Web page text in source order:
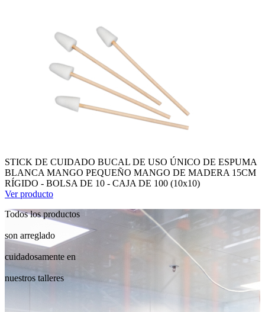
STICK DE CUIDADO BUCAL DE USO ÚNICO DE ESPUMA
BLANCA MANGO PEQUEÑO MANGO DE MADERA 15CM
RÍGIDO - BOLSA DE 10 - CAJA DE 100 (10x10)
Ver producto
Todos los productos
son arreglado
cuidadosamente en
nuestros talleres